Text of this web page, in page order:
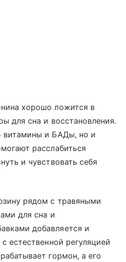
хорошо ложится в
для сна и восстановления.
витамины и БАДы, но и
расслабиться
и чувствовать себя
рядом с травяными
для сна и
добавляется и
естественной регуляцией
гормон, а его